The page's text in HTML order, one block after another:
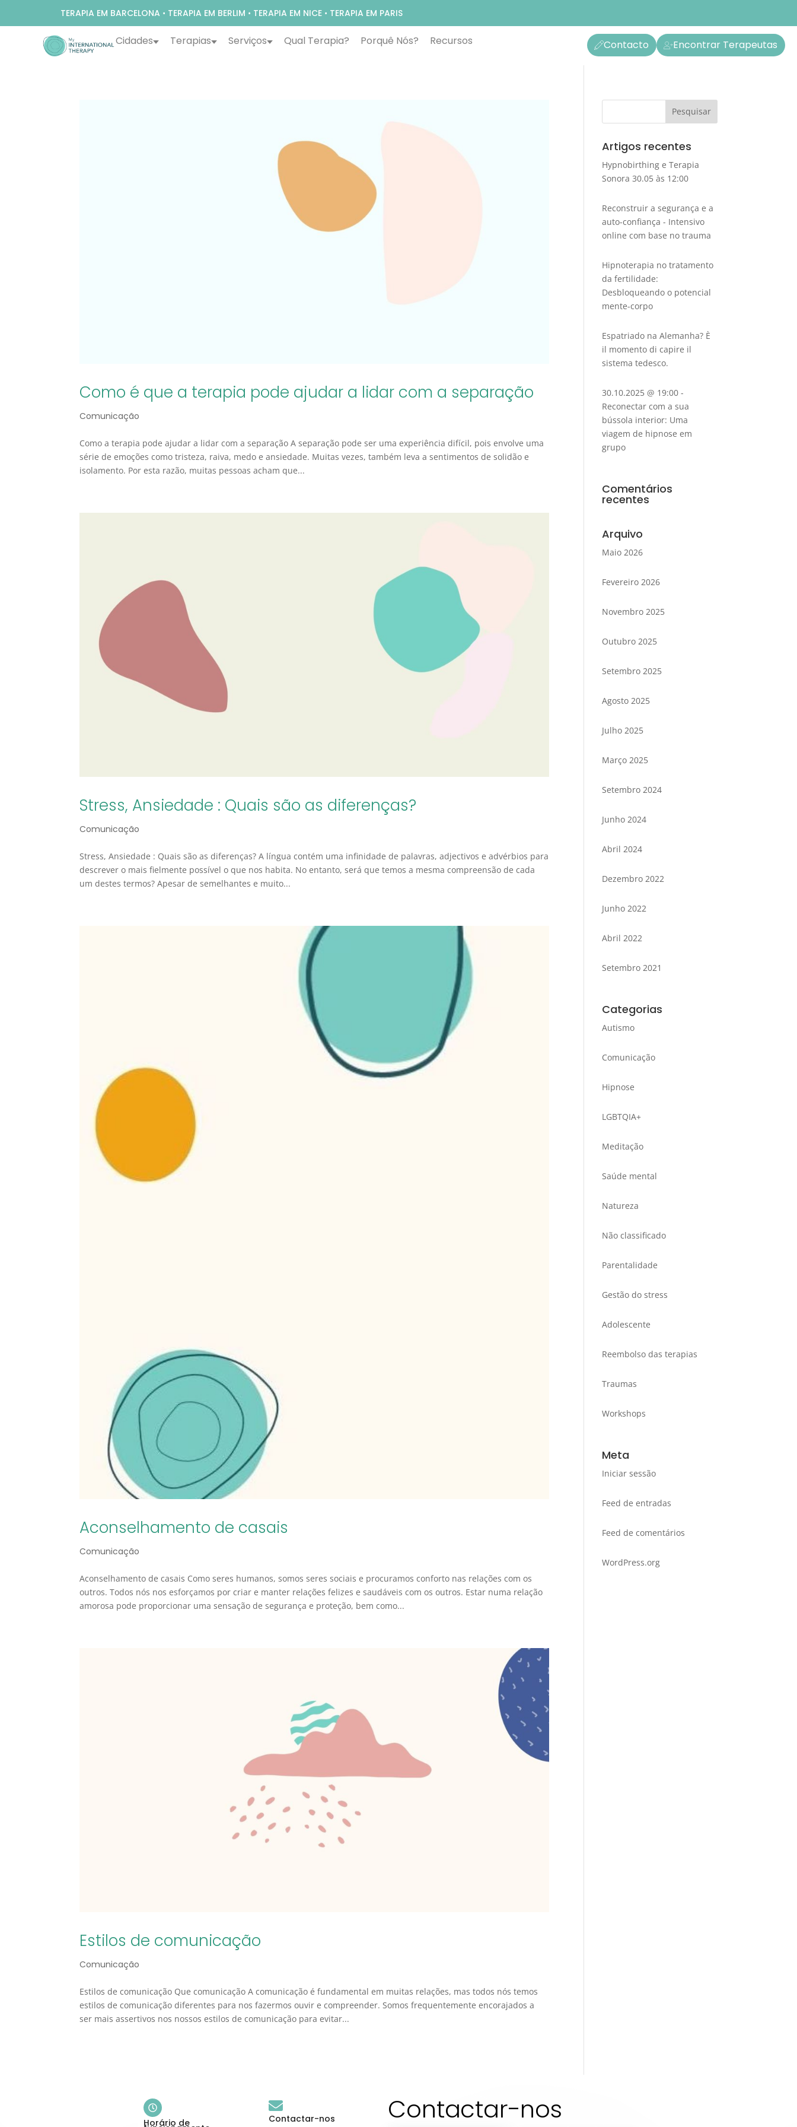
TERAPIA EM BARCELONA • TERAPIA EM BERLIM • TERAPIA EM NICE • TERAPIA EM PARIS
Cidades Terapias Serviços Qual Terapia? Porquê Nós? Recursos Contacto Encontrar Terapeutas
Como é que a terapia pode ajudar a lidar com a separação
Comunicação
Como a terapia pode ajudar a lidar com a separação A separação pode ser uma experiência difícil, pois envolve uma
série de emoções como tristeza, raiva, medo e ansiedade. Muitas vezes, também leva a sentimentos de solidão e
isolamento. Por esta razão, muitas pessoas acham que...
Stress, Ansiedade : Quais são as diferenças?
Comunicação
Stress, Ansiedade : Quais são as diferenças? A língua contém uma infinidade de palavras, adjectivos e advérbios para
descrever o mais fielmente possível o que nos habita. No entanto, será que temos a mesma compreensão de cada
um destes termos? Apesar de semelhantes e muito...
Aconselhamento de casais
Comunicação
Aconselhamento de casais Como seres humanos, somos seres sociais e procuramos conforto nas relações com os
outros. Todos nós nos esforçamos por criar e manter relações felizes e saudáveis com os outros. Estar numa relação
amorosa pode proporcionar uma sensação de segurança e proteção, bem como...
Estilos de comunicação
Comunicação
Estilos de comunicação Que comunicação A comunicação é fundamental em muitas relações, mas todos nós temos
estilos de comunicação diferentes para nos fazermos ouvir e compreender. Somos frequentemente encorajados a
ser mais assertivos nos nossos estilos de comunicação para evitar...
Artigos recentes
Hypnobirthing e Terapia
Sonora 30.05 às 12:00
Reconstruir a segurança e a
auto-confiança - Intensivo
online com base no trauma
Hipnoterapia no tratamento
da fertilidade:
Desbloqueando o potencial
mente-corpo
Espatriado na Alemanha? È
il momento di capire il
sistema tedesco.
30.10.2025 @ 19:00 -
Reconectar com a sua
bússola interior: Uma
viagem de hipnose em
grupo
Comentários
recentes
Arquivo
Maio 2026
Fevereiro 2026
Novembro 2025
Outubro 2025
Setembro 2025
Agosto 2025
Julho 2025
Março 2025
Setembro 2024
Junho 2024
Abril 2024
Dezembro 2022
Junho 2022
Abril 2022
Setembro 2021
Categorias
Autismo
Comunicação
Hipnose
LGBTQIA+
Meditação
Saúde mental
Natureza
Não classificado
Parentalidade
Gestão do stress
Adolescente
Reembolso das terapias
Traumas
Workshops
Meta
Iniciar sessão
Feed de entradas
Feed de comentários
WordPress.org
Horário de Contactar-nos Contactar-nos